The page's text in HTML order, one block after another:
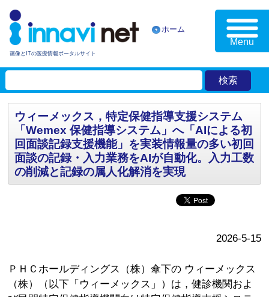
画像とITの医療情報ポータルサイト
ホーム
Menu
ウィーメックス，特定保健指導支援システム
「Wemex 保健指導システム」へ「AIによる初
回面談記録支援機能」を実装情報量の多い初回
面談の記録・入力業務をAIが自動化。入力工数
の削減と記録の属人化解消を実現
2026-5-15
ＰＨＣホールディングス（株）傘下の ウィーメックス
（株）（以下「ウィーメックス」）は，健診機関およ